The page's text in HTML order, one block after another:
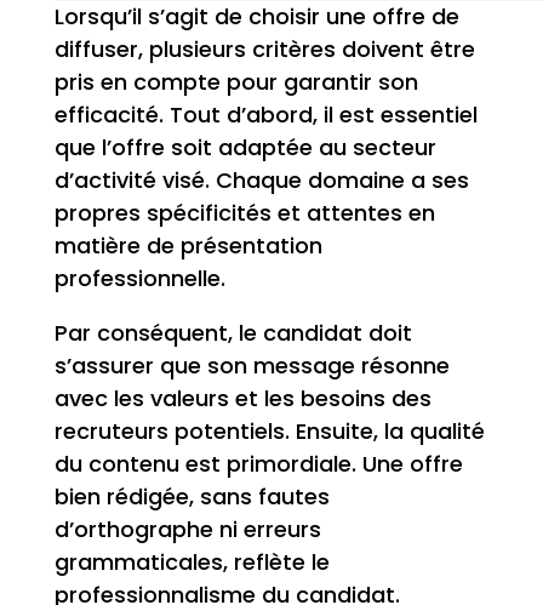
Lorsqu’il s’agit de choisir une offre de
diffuser, plusieurs critères doivent être
pris en compte pour garantir son
efficacité. Tout d’abord, il est essentiel
que l’offre soit adaptée au secteur
d’activité visé. Chaque domaine a ses
propres spécificités et attentes en
matière de présentation
professionnelle.
Par conséquent, le candidat doit
s’assurer que son message résonne
avec les valeurs et les besoins des
recruteurs potentiels. Ensuite, la qualité
du contenu est primordiale. Une offre
bien rédigée, sans fautes
d’orthographe ni erreurs
grammaticales, reflète le
professionnalisme du candidat.